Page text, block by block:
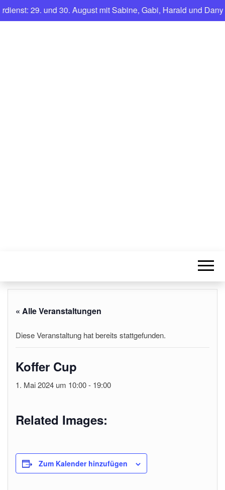
29. und 30. August mit Sabine, Gabi, Harald und Dany.
« Alle Veranstaltungen
Diese Veranstaltung hat bereits stattgefunden.
Koffer Cup
1. Mai 2024 um 10:00- 19:00
Related Images:
Zum Kalender hinzufügen